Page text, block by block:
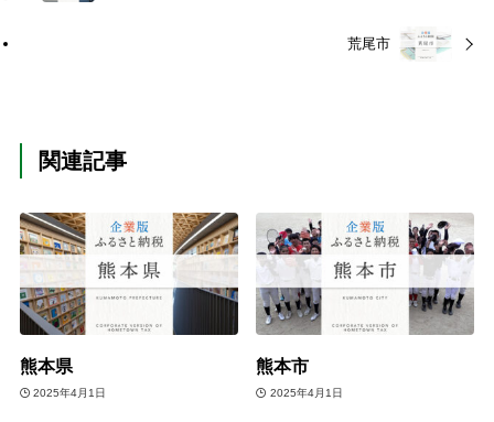
荒尾市
関連記事
熊本県
2025年4月1日
熊本市
2025年4月1日